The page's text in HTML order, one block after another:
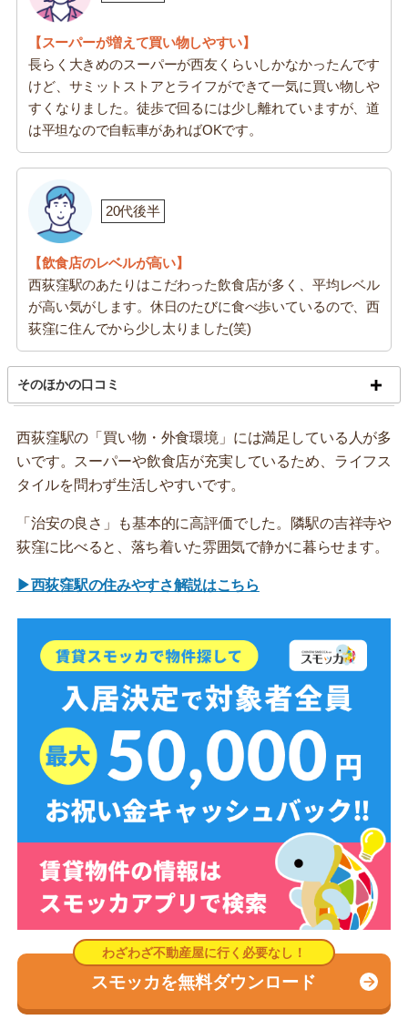
【スーパーが増えて買い物しやすい】
長らく大きめのスーパーが西友くらいしかなかったんです
けど、サミットストアとライフができて一気に買い物しや
すくなりました。徒歩で回るには少し離れていますが、道
は平坦なので自転車があればOKです。
20代後半
【飲食店のレベルが高い】
西荻窪駅のあたりはこだわった飲食店が多く、平均レベル
が高い気がします。休日のたびに食べ歩いているので、西
荻窪に住んでから少し太りました(笑)
そのほかの口コミ
西荻窪駅の「買い物・外食環境」には満足している人が多
いです。スーパーや飲食店が充実しているため、ライフス
タイルを問わず生活しやすいです。
「治安の良さ」も基本的に高評価でした。隣駅の吉祥寺や
荻窪に比べると、落ち着いた雰囲気で静かに暮らせます。
▶西荻窪駅の住みやすさ解説はこちら
スモッカを無料ダウンロード